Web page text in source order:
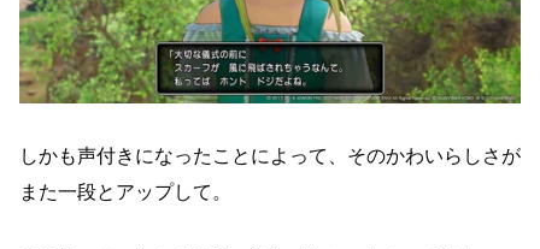
しかも声付きになったことによって、そのかわいらしさが
また一段とアップして。